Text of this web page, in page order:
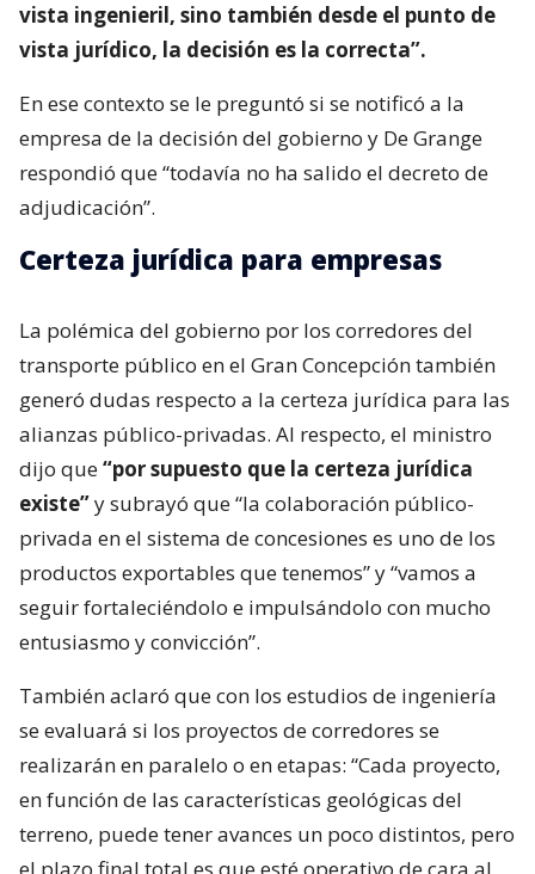
vista ingenieril, sino también desde el punto de
vista jurídico, la decisión es la correcta”.
En ese contexto se le preguntó si se notificó a la
empresa de la decisión del gobierno y De Grange
respondió que “todavía no ha salido el decreto de
adjudicación”.
Certeza jurídica para empresas
La polémica del gobierno por los corredores del
transporte público en el Gran Concepción también
generó dudas respecto a la certeza jurídica para las
alianzas público-privadas. Al respecto, el ministro
dijo que“por supuesto que la certeza jurídica
existe”y subrayó que “la colaboración público-
privada en el sistema de concesiones es uno de los
productos exportables que tenemos” y “vamos a
seguir fortaleciéndolo e impulsándolo con mucho
entusiasmo y convicción”.
También aclaró que con los estudios de ingeniería
se evaluará si los proyectos de corredores se
realizarán en paralelo o en etapas: “Cada proyecto,
en función de las características geológicas del
terreno, puede tener avances un poco distintos, pero